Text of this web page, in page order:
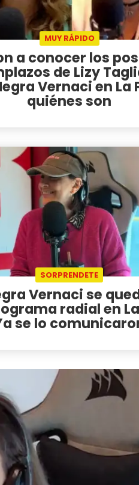
MUY RÁPIDO
a conocer los
de Lizy
Vernaci en La
quiénes son
SORPRENDETE
Vernaci se
radial en
se lo